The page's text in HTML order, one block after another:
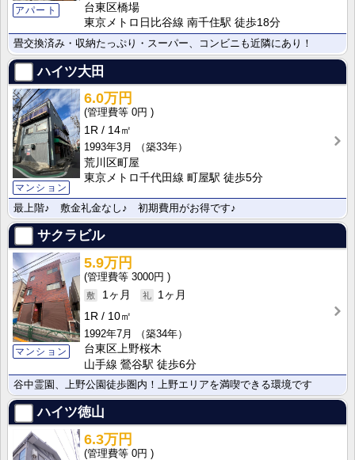
アパート
台東区橋場
東京メトロ日比谷線 南千住駅 徒歩18分
畳交換済み・収納たっぷり・スーパー、コンビニも近隣にあり！
ハイツ大田
マンション
6.0万円
0円
1R
14㎡
1993年3月
（築33年）
荒川区町屋
東京メトロ千代田線 町屋駅 徒歩5分
最上階♪ 敷金礼金なし♪ 初期費用がお得です♪
サクラビル
マンション
5.9万円
3000円
1ヶ月
1ヶ月
1R
10㎡
1992年7月
（築34年）
台東区上野桜木
山手線 鶯谷駅 徒歩6分
谷中霊園、上野公園徒歩圏内！上野エリアを満喫できる環境です
ハイツ徳山
6.3万円
0円